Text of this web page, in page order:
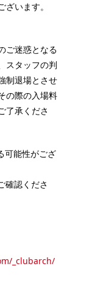
います。
ご迷惑となる
スタッフの判
制退場とさせ
の際の入場料
了承くださ
可能性がござ
確認くださ
_clubarch/